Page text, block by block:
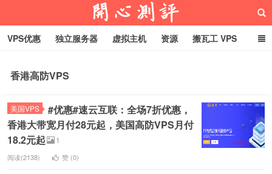
VPS优惠 独立服务器 虚拟主机 资源 搬瓦工 VPS
香港高防VPS
美国VPS
#优惠#速云互联：全场7折优惠，
香港大带宽月付28元起，美国高防VPS月付
18.2元起
1
阅读(2138) 赞 (0)